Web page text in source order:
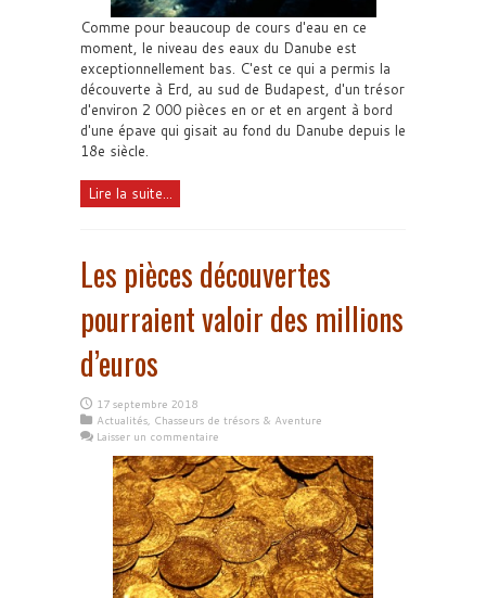
Comme pour beaucoup de cours d'eau en ce
moment, le niveau des eaux du Danube est
exceptionnellement bas. C'est ce qui a permis la
découverte à Erd, au sud de Budapest, d'un trésor
d'environ 2 000 pièces en or et en argent à bord
d'une épave qui gisait au fond du Danube depuis le
18e siècle.
Lire la suite...
Les pièces découvertes
pourraient valoir des millions
d’euros
17 septembre 2018
Actualités, Chasseurs de trésors & Aventure
Laisser un commentaire